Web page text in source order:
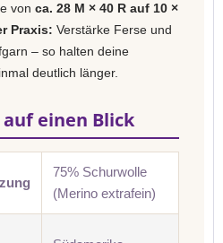
von ca. 28 M × 40 R auf 10 ×
Praxis: Verstärke Ferse und
– so halten deine
deutlich länger.
einen Blick
75% Schurwolle
(Merino extrafein)